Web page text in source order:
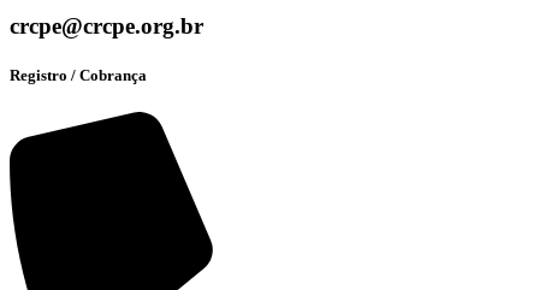
crcpe@crcpe.org.br
Registro / Cobrança